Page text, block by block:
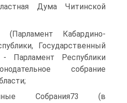
Дума Читинской
(Парламент Кабардино-
Государственный
Республики
собрание
Собрания73 (в